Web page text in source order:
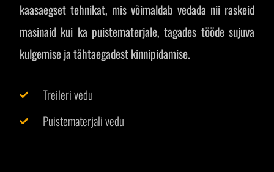
kaasaegset tehnikat, mis võimaldab vedada nii raskeid
masinaid kui ka puistematerjale, tagades tööde sujuva
kulgemise ja tähtaegadest kinnipidamise.
Treileri vedu
Puistematerjali vedu